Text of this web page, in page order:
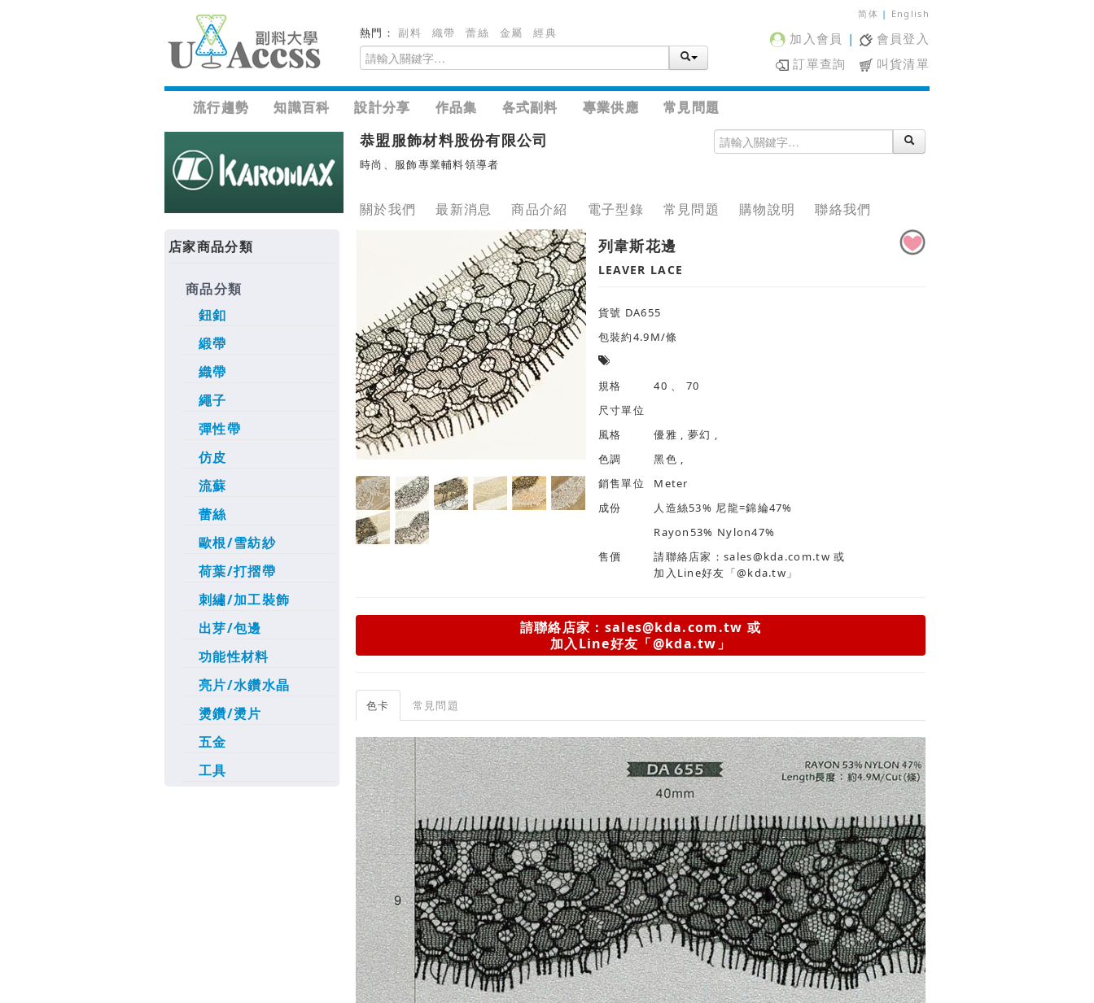
熱門：副料 織帶 蕾絲 金屬 經典
简体 | English
加入會員 |
會員登入
訂單查詢
叫貨清單
流行趨勢 知識百科 設計分享 作品集 各式副料 專業供應 常見問題
恭盟服飾材料股份有限公司
時尚、服飾專業輔料領導者
關於我們 最新消息 商品介紹 電子型錄 常見問題 購物說明 聯絡我們
店家商品分類
商品分類
鈕釦
緞帶
織帶
繩子
彈性帶
仿皮
流蘇
蕾絲
歐根/雪紡紗
荷葉/打摺帶
刺繡/加工裝飾
出芽/包邊
功能性材料
亮片/水鑽水晶
燙鑽/燙片
五金
工具
列韋斯花邊
LEAVER LACE
貨號 DA655
包裝約4.9M/條
規格
40 、 70
尺寸單位
風格
優雅 , 夢幻 ,
色調
黑色 ,
銷售單位
成份
人造絲53% 尼龍=錦綸47%
Rayon53% Nylon47%
售價
請聯絡店家：sales@kda.com.tw或
加入Line好友「@kda.tw」
請聯絡店家：sales@kda.com.tw 或
加入Line好友「@kda.tw」
色卡 常見問題